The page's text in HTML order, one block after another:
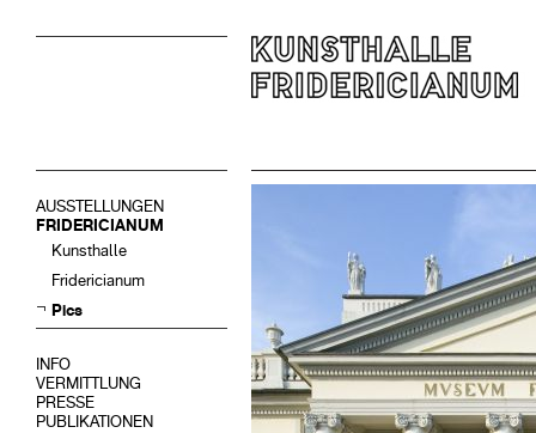
AUSSTELLUNGEN
FRIDERICIANUM
Kunsthalle
Fridericianum
Pics
INFO
VERMITTLUNG
PRESSE
PUBLIKATIONEN